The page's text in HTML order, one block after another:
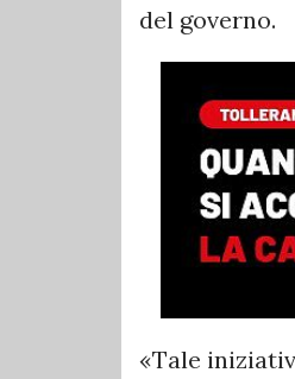
del governo.
«Tale